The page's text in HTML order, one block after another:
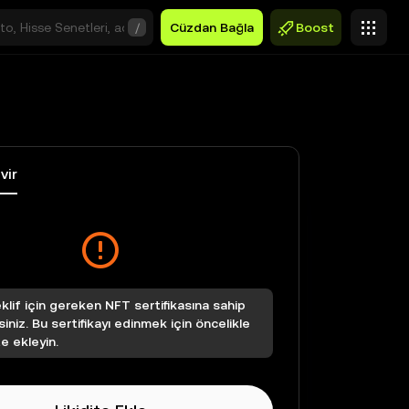
/ Cüzdan Bağla Boost
için gereken NFT sertifikasına sahip
Bu sertifikayı edinmek için öncelikle
ekleyin.